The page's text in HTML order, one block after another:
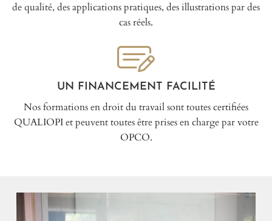
de qualité, des applications pratiques, des illustrations par des
cas réels.
UN FINANCEMENT FACILITÉ
Nos formations en droit du travail sont toutes certifiées
QUALIOPI et peuvent toutes être prises en charge par votre
OPCO.